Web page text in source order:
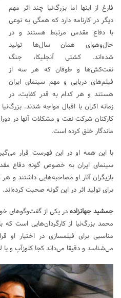
فارغ از اینها اما بزرگ‌نیا چند اثر مهم
دیگر در کارنامه دارد که همگی به نوعی
با دفاع مقدس مرتبط هستند و در
حال‌وهوای همان سال‌ها تولید
شده‌اند. کشتی آنجلیکا، جنگ
نفت‌کش‌ها و طوفان که هر سه از
فیلم‌های دریایی و مهم سینمای ایران‌
هستند و هر کدام به قدر کفایت، در
زمانه اکران با اقبال مواجه شدند.
ماندگار خلق کرده است.
سینمای ایران به خصوص گونه دفاع
بازیگران آثار او مصاحبه‌هایی داشتند و
برای تولید اثر در این‌ گونه صحبت کرده‌اند.
جمشید جهانزادهدر یکی از گفت‌وگوهای
محمد بزرگ‌نیا از کارگردان‌هایی است که
مناسبی برای فیلمسازی در اختیار او
می‌شناسد و دقیقا می‌داند کجا کلوزآپ و یا